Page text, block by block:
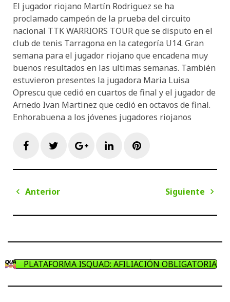
El jugador riojano Martín Rodriguez se ha
proclamado campeón de la prueba del circuito
nacional TTK WARRIORS TOUR que se disputo en el
club de tenis Tarragona en la categoría U14. Gran
semana para el jugador riojano que encadena muy
buenos resultados en las ultimas semanas. También
estuvieron presentes la jugadora Maria Luisa
Oprescu que cedió en cuartos de final y el jugador de
Arnedo Ivan Martinez que cedió en octavos de final.
Enhorabuena a los jóvenes jugadores riojanos
FacebookTwitterGoogle+LinkedInPinterest
Navegación
entradas
Anterior
Siguiente
PLATAFORMA ISQUAD: AFILIACIÓN OBLIGATORIA